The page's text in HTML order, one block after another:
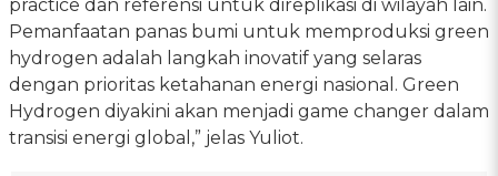
practice dan referensi untuk direplikasi di wilayah lain.
Pemanfaatan panas bumi untuk memproduksi green
hydrogen adalah langkah inovatif yang selaras
dengan prioritas ketahanan energi nasional. Green
Hydrogen diyakini akan menjadi game changer dalam
transisi energi global,” jelas Yuliot.